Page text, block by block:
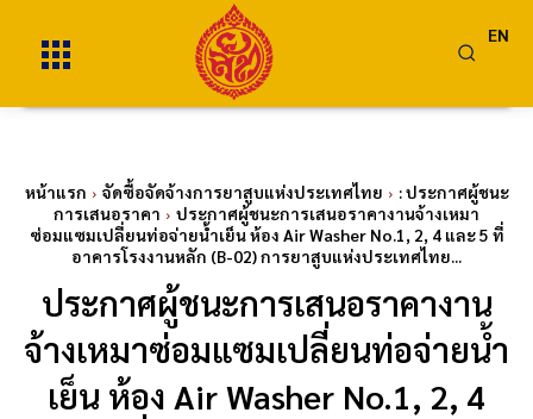
EN
หน้าแรก จัดซื้อจัดจ้างการยาสูบแห่งประเทศไทย
: ประกาศผู้ชนะ
การเสนอราคา
ประกาศผู้ชนะการเสนอราคางานจ้างเหมา
ซ่อมแซมเปลี่ยนท่อจ่ายน้ำเย็น ห้อง Air Washer No.1, 2, 4 และ 5 ที่
อาคารโรงงานหลัก (B-02) การยาสูบแห่งประเทศไทย...
ประกาศผู้ชนะการเสนอราคางาน
จ้างเหมาซ่อมแซมเปลี่ยนท่อจ่ายน้ำ
เย็น ห้อง Air Washer No.1, 2, 4